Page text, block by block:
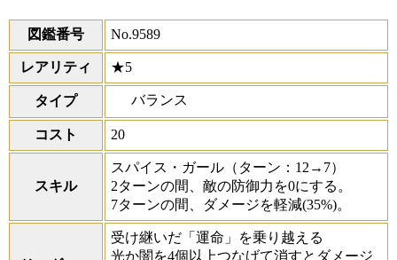
図鑑番号 No.9589
レアリティ ★5
タイプ バランス
コスト 20
スキル
スパイス・ガール （ターン：12→7）
2ターンの間、敵の防御力を0にする。
7ターンの間、ダメージを軽減(35%)。
受け継いだ「運命」を乗り越える
光か闇を4個以上つなげて消すとダメージ